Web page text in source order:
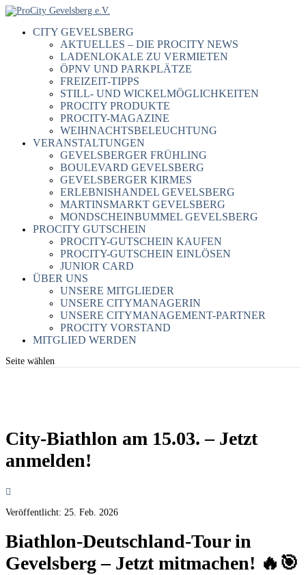
CITY GEVELSBERG
AKTUELLES – DIE PROCITY NEWS
LADENLOKALE ZU VERMIETEN
ÖPNV UND PARKPLÄTZE
FREIZEIT-TIPPS
STILL- UND WICKELMÖGLICHKEITEN
PROCITY PRODUKTE
PROCITY-MAGAZINE
WEIHNACHTSBELEUCHTUNG
VERANSTALTUNGEN
GEVELSBERGER FRÜHLING
BOULEVARD GEVELSBERG
GEVELSBERGER KIRMES
ERLEBNISHANDEL GEVELSBERG
MARTINSMARKT GEVELSBERG
MONDSCHEINBUMMEL GEVELSBERG
PROCITY GUTSCHEIN
PROCITY-GUTSCHEIN KAUFEN
PROCITY-GUTSCHEIN EINLÖSEN
JUNIOR CARD
ÜBER UNS
UNSERE MITGLIEDER
UNSERE CITYMANAGERIN
UNSERE CITYMANAGEMENT-PARTNER
PROCITY VORSTAND
MITGLIED WERDEN
Seite wählen
City-Biathlon am 15.03. – Jetzt
anmelden!
Veröffentlicht: 25. Feb. 2026
Biathlon-Deutschland-Tour in
Gevelsberg – Jetzt mitmachen! 🔥🎯